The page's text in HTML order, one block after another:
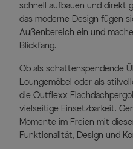
schnell aufbauen und direkt
das moderne Design fügen
Außenbereich ein und
Blickfang.
Ob als schattenspendende
Loungemöbel oder als
die Outflexx
vielseitige Einsetzbarkeit.
Momente im Freien mit
Funktionalität, Design und